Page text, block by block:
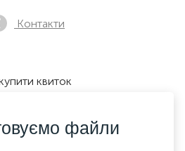
Контакти
квиток
файли